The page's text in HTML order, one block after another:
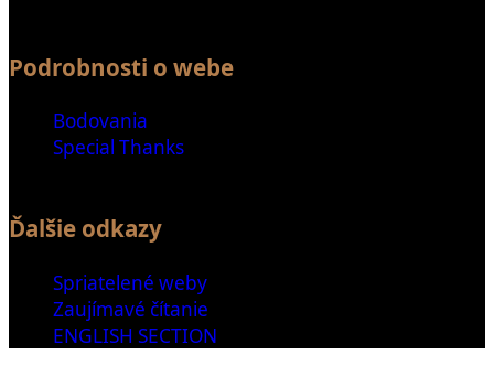
Podrobnosti o webe
Bodovania
Special Thanks
Ďalšie odkazy
Spriatelené weby
Zaujímavé čítanie
ENGLISH SECTION